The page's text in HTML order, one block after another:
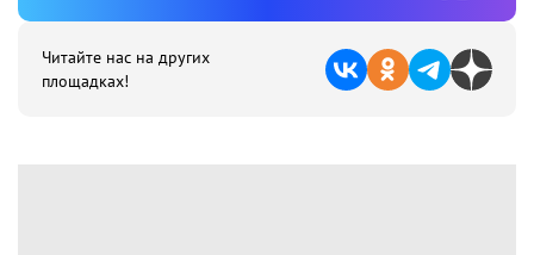
Читайте нас на других
площадках!